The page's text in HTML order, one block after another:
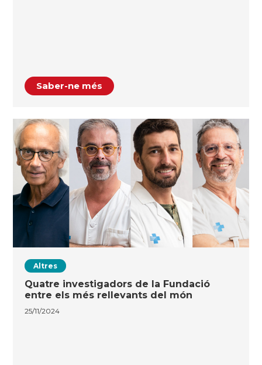
Saber-ne més
Altres
Quatre investigadors de la Fundació
entre els més rellevants del món
25/11/2024